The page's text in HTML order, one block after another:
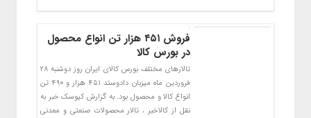
فروش ۴۵۱ هزار تن انواع محصول
در بورس کالا
تالارهای مختلف بورس کالای ایران روز دوشنبه ۲۸
فروردین ماه میزبان دادوستد ۴۵۱ هزار و ۴۹۰ تن
انواع کالا و محصول بود. به گزارش کیوسک خبر به
نقل از کالاخبر ، تالار محصولات صنعتی و معدنی